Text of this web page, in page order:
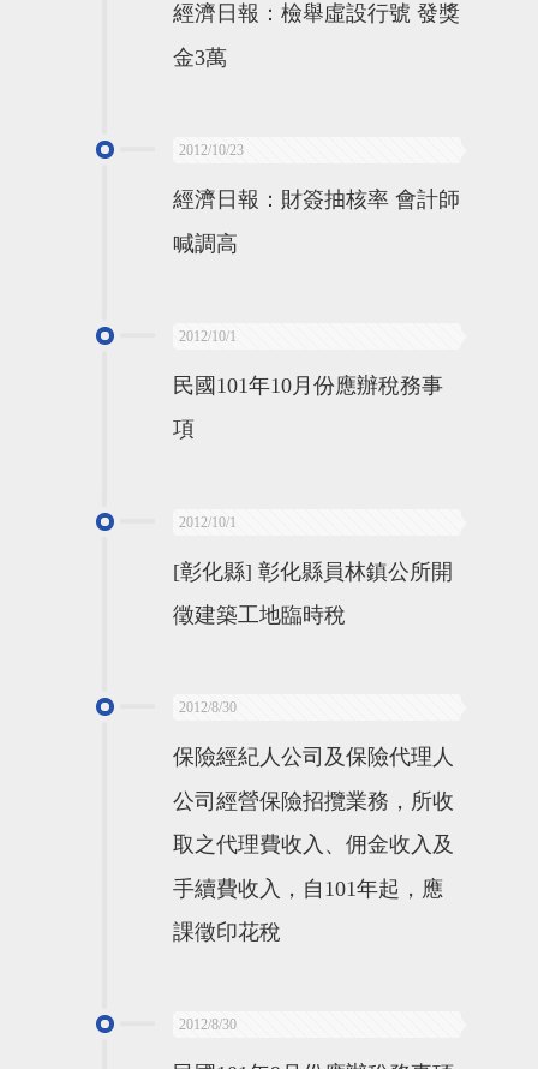
經濟日報：檢舉虛設行號 發獎
金3萬
2012/10/23
經濟日報：財簽抽核率 會計師
喊調高
2012/10/1
民國101年10月份應辦稅務事
項
2012/10/1
[彰化縣] 彰化縣員林鎮公所開
徵建築工地臨時稅
2012/8/30
保險經紀人公司及保險代理人
公司經營保險招攬業務，所收
取之代理費收入、佣金收入及
手續費收入，自101年起，應
課徵印花稅
2012/8/30